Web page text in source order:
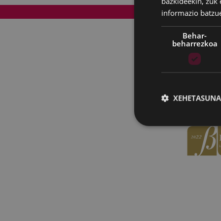
Web mapa
informazio
Behar-
beharrezkoa